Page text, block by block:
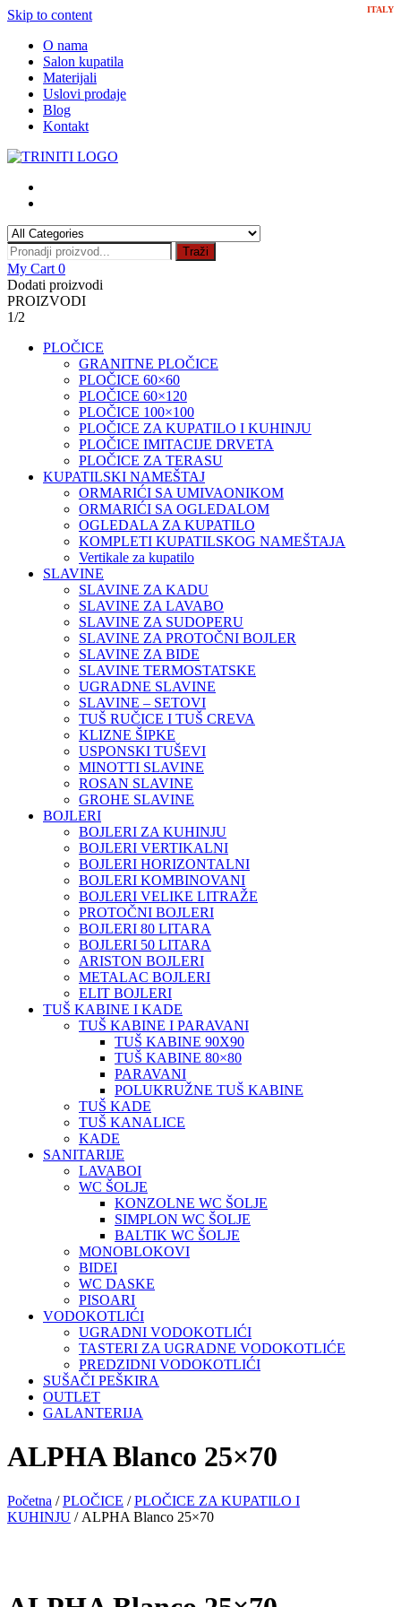
Skip to content
O nama
Salon kupatila
Materijali
Uslovi prodaje
Blog
Kontakt
Traži
My Cart 0
Dodati proizvodi
PROIZVODI
1/2
PLOČICE
GRANITNE PLOČICE
PLOČICE 60×60
PLOČICE 60×120
PLOČICE 100×100
PLOČICE ZA KUPATILO I KUHINJU
PLOČICE IMITACIJE DRVETA
PLOČICE ZA TERASU
KUPATILSKI NAMEŠTAJ
ORMARIĆI SA UMIVAONIKOM
ORMARIĆI SA OGLEDALOM
OGLEDALA ZA KUPATILO
KOMPLETI KUPATILSKOG NAMEŠTAJA
Vertikale za kupatilo
SLAVINE
SLAVINE ZA KADU
SLAVINE ZA LAVABO
SLAVINE ZA SUDOPERU
SLAVINE ZA PROTOČNI BOJLER
SLAVINE ZA BIDE
SLAVINE TERMOSTATSKE
UGRADNE SLAVINE
SLAVINE – SETOVI
TUŠ RUČICE I TUŠ CREVA
KLIZNE ŠIPKE
USPONSKI TUŠEVI
MINOTTI SLAVINE
ROSAN SLAVINE
GROHE SLAVINE
BOJLERI
BOJLERI ZA KUHINJU
BOJLERI VERTIKALNI
BOJLERI HORIZONTALNI
BOJLERI KOMBINOVANI
BOJLERI VELIKE LITRAŽE
PROTOČNI BOJLERI
BOJLERI 80 LITARA
BOJLERI 50 LITARA
ARISTON BOJLERI
METALAC BOJLERI
ELIT BOJLERI
TUŠ KABINE I KADE
TUŠ KABINE I PARAVANI
TUŠ KABINE 90X90
TUŠ KABINE 80×80
PARAVANI
POLUKRUŽNE TUŠ KABINE
TUŠ KADE
TUŠ KANALICE
KADE
SANITARIJE
LAVABOI
WC ŠOLJE
KONZOLNE WC ŠOLJE
SIMPLON WC ŠOLJE
BALTIK WC ŠOLJE
MONOBLOKOVI
BIDEI
WC DASKE
PISOARI
VODOKOTLIĆI
UGRADNI VODOKOTLIĆI
TASTERI ZA UGRADNE VODOKOTLIĆE
PREDZIDNI VODOKOTLIĆI
SUŠAČI PEŠKIRA
OUTLET
GALANTERIJA
ALPHA Blanco 25×70
Početna /PLOČICE /PLOČICE ZA KUPATILO I
KUHINJU / ALPHA Blanco 25×70
ITALY